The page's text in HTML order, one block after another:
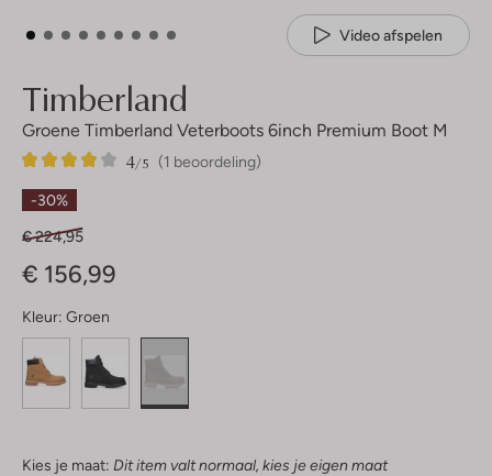
Video afspelen
Timberland
Groene Timberland Veterboots 6inch Premium Boot M
(1 beoordeling)
4/5
1
4
Sterren
-30%
€ 224,95
€ 156,99
Kleur: Groen
Kies je maat: Dit item valt normaal, kies je eigen maat